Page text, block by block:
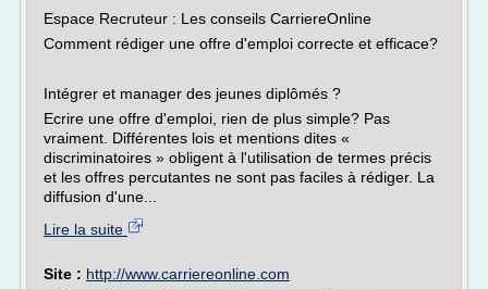
Espace Recruteur : Les conseils CarriereOnline
Comment rédiger une offre d'emploi correcte et efficace?
Intégrer et manager des jeunes diplômés ?
Ecrire une offre d'emploi, rien de plus simple? Pas
vraiment. Différentes lois et mentions dites «
discriminatoires » obligent à l'utilisation de termes précis
et les offres percutantes ne sont pas faciles à rédiger. La
diffusion d'une...
Lire la suite
Site : http://www.carriereonline.com